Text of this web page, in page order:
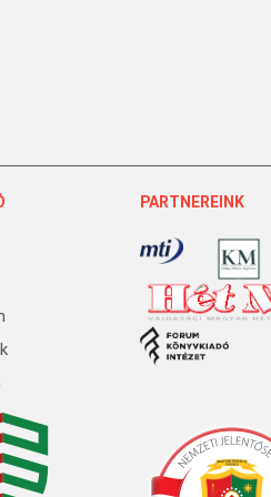
PARTNEREINK